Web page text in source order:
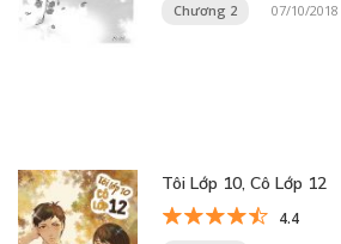
Chương 2 07/10/2018
Tôi Lớp 10, Cô Lớp 12
4.4